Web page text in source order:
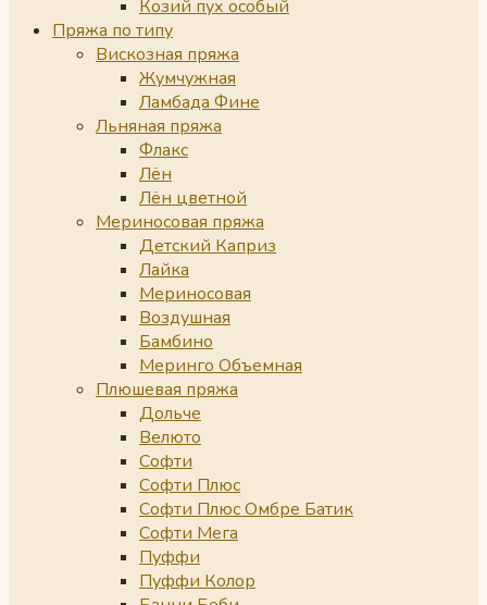
Козий пух особый
Пряжа по типу
Вискозная пряжа
Жумчужная
Ламбада Фине
Льняная пряжа
Флакс
Лён
Лён цветной
Мериносовая пряжа
Детский Каприз
Лайка
Мериносовая
Воздушная
Бамбино
Меринго Объемная
Плюшевая пряжа
Дольче
Велюто
Софти
Софти Плюс
Софти Плюс Омбре Батик
Софти Мега
Пуффи
Пуффи Колор